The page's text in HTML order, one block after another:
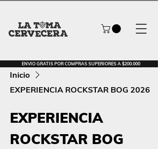
ENVIO GRATIS POR COMPRAS SUPERIORES A $200.000
Inicio
EXPERIENCIA ROCKSTAR BOG 2026
EXPERIENCIA
ROCKSTAR BOG